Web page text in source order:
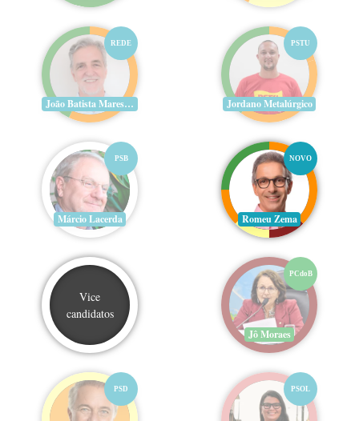
REDE
João Batista Mares Guia
PSTU
Jordano Metalúrgico
PSB
Márcio Lacerda
NOVO
Romeu Zema
Vice
candidatos
PCdoB
Jô Moraes
PSD PSOL